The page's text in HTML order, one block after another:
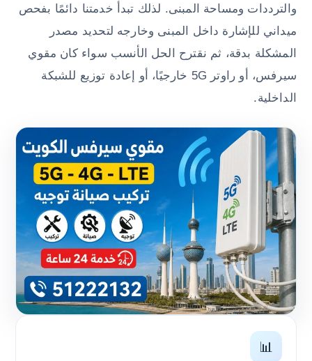
والترددات ومساحة المبنى. لذلك تبدأ خدمتنا دائمًا بفحص
ميداني للإشارة داخل المبنى وخارجه لتحديد مصدر
المشكلة بدقة، ثم نقترح الحل الأنسب سواء كان مقوي
سيرفس، أو راوتر 5G خارجيًا، أو إعادة توزيع للشبكة
الداخلية.
📊